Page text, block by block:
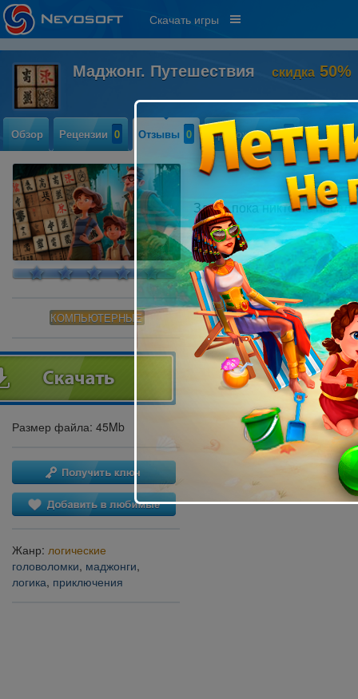
Скачать игры
Маджонг. Путешествия скидка 50%
Обзор Рецензии 0 Отзывы 0 Прохождение 0
КОМПЬЮТЕРНЫЕ
Размер файла: 45Mb
Жанр: логические
головоломки, маджонги,
логика, приключения
Здесь пока никто не писал